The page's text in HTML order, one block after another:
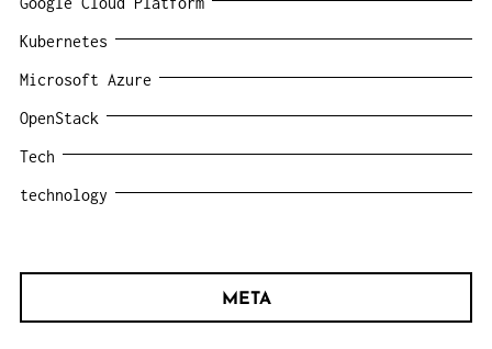
Kubernetes
Microsoft Azure
OpenStack
Tech
technology
META